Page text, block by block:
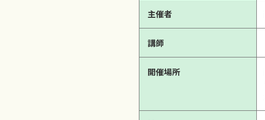
主催者
講師
開催場所